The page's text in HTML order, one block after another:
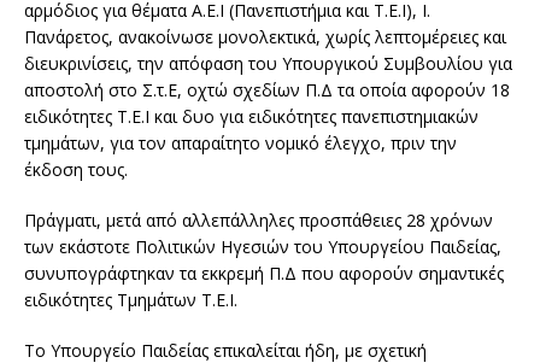
αρμόδιος για θέματα Α.Ε.Ι (Πανεπιστήμια και Τ.Ε.Ι), Ι.
Πανάρετος, ανακοίνωσε μονολεκτικά, χωρίς λεπτομέρειες και
διευκρινίσεις, την απόφαση του Υπουργικού Συμβουλίου για
αποστολή στο Σ.τ.Ε, οχτώ σχεδίων Π.Δ τα οποία αφορούν 18
ειδικότητες Τ.Ε.Ι και δυο για ειδικότητες πανεπιστημιακών
τμημάτων, για τον απαραίτητο νομικό έλεγχο, πριν την
έκδοση τους.
Πράγματι, μετά από αλλεπάλληλες προσπάθειες 28 χρόνων
των εκάστοτε Πολιτικών Ηγεσιών του Υπουργείου Παιδείας,
συνυπογράφτηκαν τα εκκρεμή Π.Δ που αφορούν σημαντικές
ειδικότητες Τμημάτων Τ.Ε.Ι.
Το Υπουργείο Παιδείας επικαλείται ήδη, με σχετική